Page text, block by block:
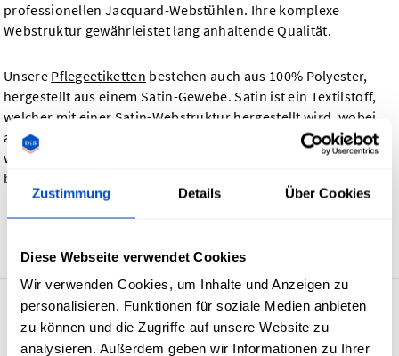
Zustimmung Details Über Cookies
Diese Webseite verwendet Cookies
Wir verwenden Cookies, um Inhalte und Anzeigen zu
personalisieren, Funktionen für soziale Medien anbieten
zu können und die Zugriffe auf unsere Website zu
analysieren. Außerdem geben wir Informationen zu Ihrer
professionellen Jacquard-Webstühlen. Ihre komplexe
Webstruktur gewährleistet lang anhaltende Qualität.
Unsere Pflegeetiketten bestehen auch aus 100% Polyester,
hergestellt aus einem Satin-Gewebe. Satin ist ein Textilstoff,
welcher mit einer Satin-Webstruktur hergestellt wird, wobei
anstelle von organischem Faden gesponnenes Garn genutzt
wird. Glänzend und fast so glatt wie Seide, sind diese Etiketten
beständig gegen Verschleiß.
4.7 29’922 Bewertungen